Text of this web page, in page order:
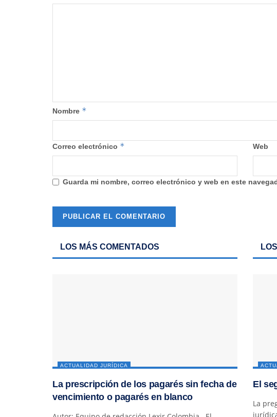
Nombre *
Correo electrónico * Web
Guarda mi nombre, correo electrónico y web en este
LOS MÁS COMENTADOS
ACTUALIDAD JURÍDICA
La prescripción de los pagarés sin fecha de
vencimiento o pagarés en blanco
El
La